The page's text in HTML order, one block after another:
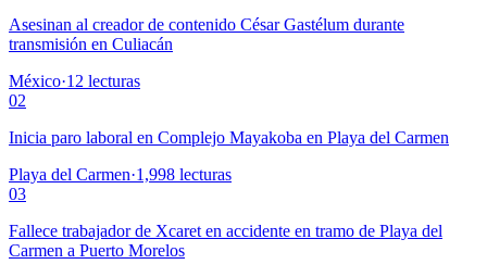
Asesinan al creador de contenido César Gastélum durante
transmisión en Culiacán
México·12 lecturas
02
Inicia paro laboral en Complejo Mayakoba en Playa del Carmen
Playa del Carmen·1,998 lecturas
03
Fallece trabajador de Xcaret en accidente en tramo de Playa del
Carmen a Puerto Morelos